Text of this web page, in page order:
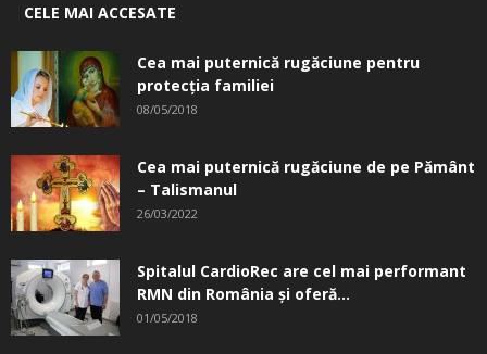
CELE MAI ACCESATE
Cea mai puternică rugăciune pentru
protecția familiei
08/05/2018
Cea mai puternică rugăciune de pe Pământ
– Talismanul
26/03/2022
Spitalul CardioRec are cel mai performant
RMN din România și oferă...
01/05/2018